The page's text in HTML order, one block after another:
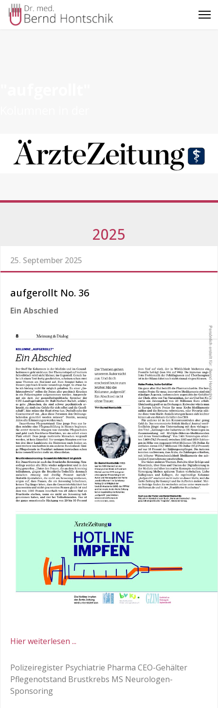
2025
25. September 2025
aufgerollt No. 36
Ein Abschied
Hier weiterlesen ...
Polizeiregister Psychiatrie Pharma CEO-Gehälter
Pflegenotstand Brustkrebs MS Neurologen-
Sponsoring